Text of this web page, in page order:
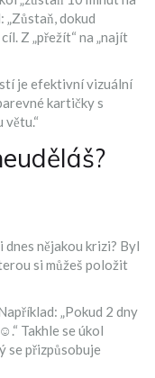
„Zůstaň, dokud
Z „přežít“ na „najít
je efektivní vizuální
kartičky s
větu.“
nějakou krizi? Byl
si můžeš položit
„Pokud 2 dny
Takhle se úkol
se přizpůsobuje